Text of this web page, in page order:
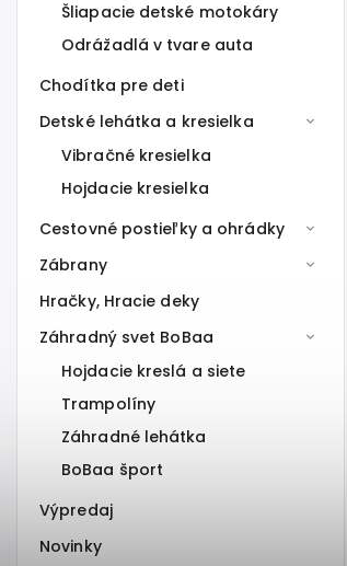
Šliapacie detské motokáry
Odrážadlá v tvare auta
Chodítka pre deti
Detské lehátka a kresielka
Vibračné kresielka
Hojdacie kresielka
Cestovné postieľky a ohrádky
Zábrany
Hračky, Hracie deky
Záhradný svet BoBaa
Hojdacie kreslá a siete
Trampolíny
Záhradné lehátka
BoBaa šport
Výpredaj
Novinky